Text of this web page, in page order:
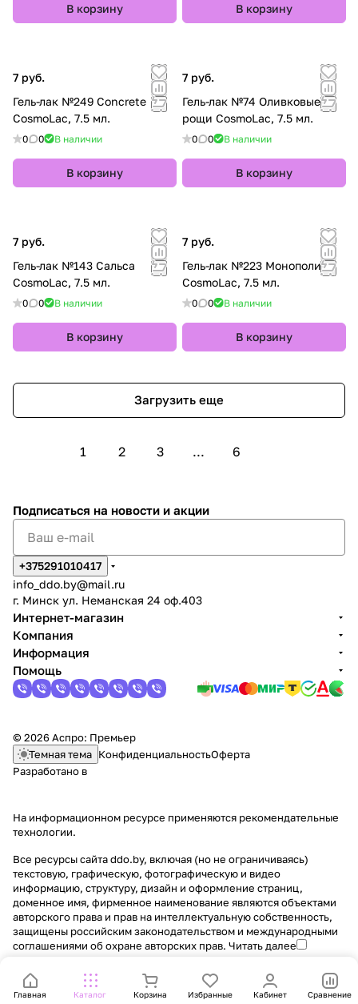
В корзину В корзину
7 руб.
Гель-лак №249 Concrete
CosmoLac, 7.5 мл.
0 0 В наличии
В корзину
7 руб.
Гель-лак №74 Оливковые
рощи CosmoLac, 7.5 мл.
0 0 В наличии
В корзину
7 руб.
Гель-лак №143 Сальса
CosmoLac, 7.5 мл.
0 0 В наличии
В корзину
7 руб.
Гель-лак №223 Монополия
CosmoLac, 7.5 мл.
0 0 В наличии
В корзину
Загрузить еще
1 2 3 ... 6
Главная Каталог Корзина Избранные Кабинет Сравнение
Подписаться на новости и акции
+375291010417
info_ddo.by@mail.ru
г. Минск ул. Неманская 24 оф.403
Интернет-магазин
Компания
Информация
Помощь
© 2026 Аспро: Премьер
Темная тема КонфиденциальностьОферта
Разработано в
На информационном ресурсе применяются рекомендательные
технологии.
Все ресурсы сайта ddo.by, включая (но не ограничиваясь)
текстовую, графическую, фотографическую и видео
информацию, структуру, дизайн и оформление страниц,
доменное имя, фирменное наименование являются объектами
авторского права и прав на интеллектуальную собственность,
защищены российским законодательством и международными
соглашениями об охране авторских прав. Читать далее